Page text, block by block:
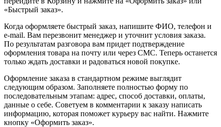
«Быстрый заказ».
Когда оформляете быстрый заказ, напишите ФИО, телефон и
e-mail. Вам перезвонит менеджер и уточнит условия заказа.
По результатам разговора вам придет подтверждение
оформления товара на почту или через СМС. Теперь останется
только ждать доставки и радоваться новой покупке.
Оформление заказа в стандартном режиме выглядит
следующим образом. Заполняете полностью форму по
последовательным этапам: адрес, способ доставки, оплаты,
данные о себе. Советуем в комментарии к заказу написать
информацию, которая поможет курьеру вас найти. Нажмите
кнопку «Оформить заказ».